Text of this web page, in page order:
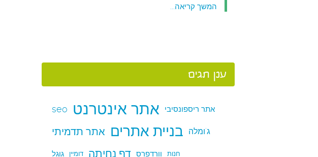
המשך קריאה...
ענן תגים
seo אתר אינטרנט אתר ריספונסיבי
אתר תדמיתי בניית אתרים ג'ומלה
גוגל דומיין דף נחיתה וורדפרס חנות